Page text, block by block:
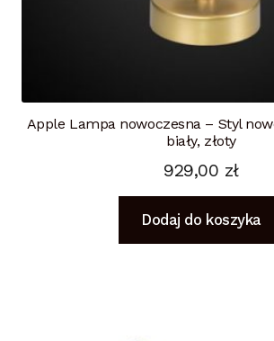
Apple Lampa nowoczesna – Styl
biały, złoty
929,00 zł
Dodaj do koszyka